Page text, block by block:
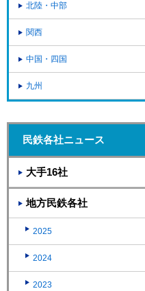
北陸・中部
関西
中国・四国
九州
民鉄各社ニュース
大手16社
地方民鉄各社
2025
2024
2023